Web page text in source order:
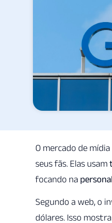
O mercado de
seus fãs. Elas usam
focando na
Segundo a web, o
dólares. Isso